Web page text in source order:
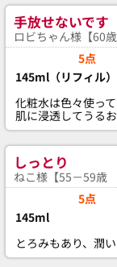
手放せないです
ロビちゃん様【60
5点
145ml（リフィル）
化粧水は色々使っ
肌に浸透してうる
しっとり
ねこ様【55－59歳
5点
145ml
とろみもあり、潤